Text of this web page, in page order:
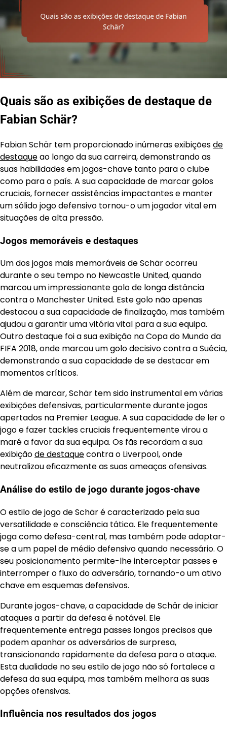
Quais são as exibições de destaque de
Fabian Schär?
Fabian Schär tem proporcionado inúmeras exibiçõesde
destaqueao longo da sua carreira, demonstrando as
suas habilidades em jogos-chave tanto para o clube
como para o país. A sua capacidade de marcar golos
cruciais, fornecer assistências impactantes e manter
um sólido jogo defensivo tornou-o um jogador vital em
situações de alta pressão.
Jogos memoráveis e destaques
Um dos jogos mais memoráveis de Schär ocorreu
durante o seu tempo no Newcastle United, quando
marcou um impressionante golo de longa distância
contra o Manchester United. Este golo não apenas
destacou a sua capacidade de finalização, mas também
ajudou a garantir uma vitória vital para a sua equipa.
Outro destaque foi a sua exibição na Copa do Mundo da
FIFA 2018, onde marcou um golo decisivo contra a Suécia,
demonstrando a sua capacidade de se destacar em
momentos críticos.
Além de marcar, Schär tem sido instrumental em várias
exibições defensivas, particularmente durante jogos
apertados na Premier League. A sua capacidade de ler o
jogo e fazer tackles cruciais frequentemente virou a
maré a favor da sua equipa. Os fãs recordam a sua
exibiçãode destaquecontra o Liverpool, onde
neutralizou eficazmente as suas ameaças ofensivas.
Análise do estilo de jogo durante jogos-chave
O estilo de jogo de Schär é caracterizado pela sua
versatilidade e consciência tática. Ele frequentemente
joga como defesa-central, mas também pode adaptar-
se a um papel de médio defensivo quando necessário. O
seu posicionamento permite-lhe interceptar passes e
interromper o fluxo do adversário, tornando-o um ativo
chave em esquemas defensivos.
Durante jogos-chave, a capacidade de Schär de iniciar
ataques a partir da defesa é notável. Ele
frequentemente entrega passes longos precisos que
podem apanhar os adversários de surpresa,
transicionando rapidamente da defesa para o ataque.
Esta dualidade no seu estilo de jogo não só fortalece a
defesa da sua equipa, mas também melhora as suas
opções ofensivas.
Influência nos resultados dos jogos